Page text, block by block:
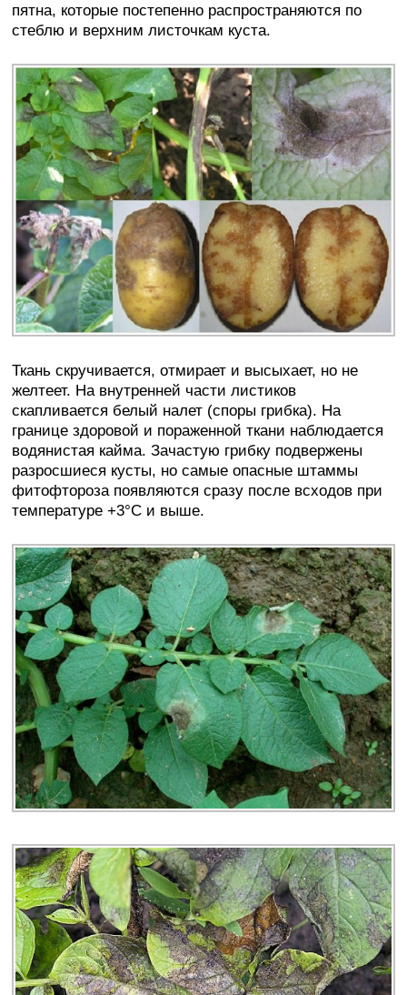
пятна, которые постепенно распространяются по
стеблю и верхним листочкам куста.
Ткань скручивается, отмирает и высыхает, но не
желтеет. На внутренней части листиков
скапливается белый налет (споры грибка). На
границе здоровой и пораженной ткани наблюдается
водянистая кайма. Зачастую грибку подвержены
разросшиеся кусты, но самые опасные штаммы
фитофтороза появляются сразу после всходов при
температуре +3°C и выше.